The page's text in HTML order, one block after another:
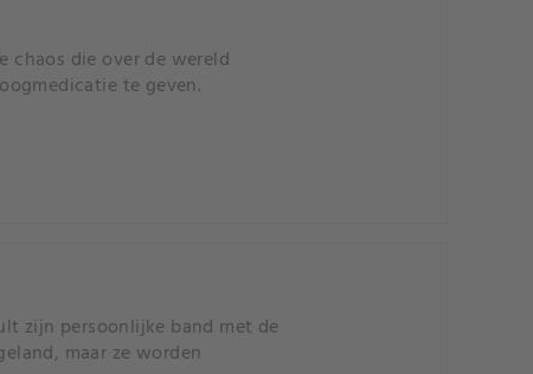
chaos die over de wereld
te geven.
zijn persoonlijke band met de
maar ze worden